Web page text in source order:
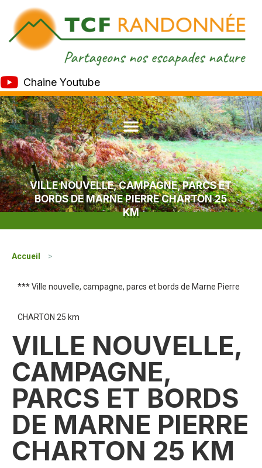
Chaine Youtube
VILLE NOUVELLE, CAMPAGNE, PARCS ET
BORDS DE MARNE PIERRE CHARTON 25
KM
Accueil >
*** Ville nouvelle, campagne, parcs et bords de Marne Pierre
CHARTON 25 km
VILLE NOUVELLE,
CAMPAGNE,
PARCS ET BORDS
DE MARNE PIERRE
CHARTON 25 KM